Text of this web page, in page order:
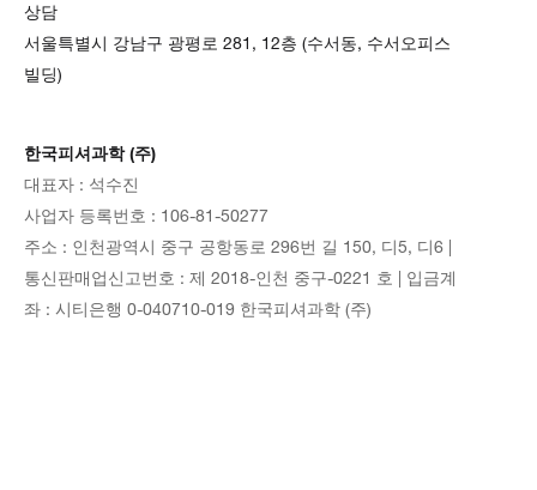
상담
서울특별시 강남구 광평로 281, 12층 (수서동, 수서오피스
빌딩)
한국피셔과학 (주)
대표자 : 석수진
사업자 등록번호 : 106-81-50277
주소 : 인천광역시 중구 공항동로 296번 길 150, 디5, 디6 |
통신판매업신고번호 : 제 2018-인천 중구-0221 호 | 입금계
좌 : 시티은행 0-040710-019 한국피셔과학 (주)